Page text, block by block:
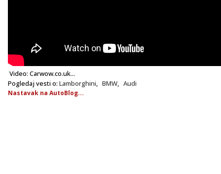
Video: Carwow.co.uk...
Pogledaj vesti o: Lamborghini, BMW, Audi
Nastavak na AutoBlog...